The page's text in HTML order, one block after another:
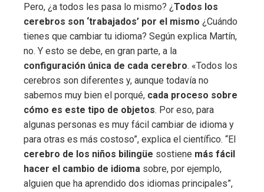
Pero, ¿a todos les pasa lo mismo? ¿Todos los
cerebros son ‘trabajados’ por el mismo ¿Cuándo
tienes que cambiar tu idioma? Según explica Martín,
no. Y esto se debe, en gran parte, a la
configuración única de cada cerebro. «Todos los
cerebros son diferentes y, aunque todavía no
sabemos muy bien el porqué, cada proceso sobre
cómo es este tipo de objetos. Por eso, para
algunas personas es muy fácil cambiar de idioma y
para otras es más costoso”, explica el científico. “El
cerebro de los niños bilingüe sostiene más fácil
hacer el cambio de idioma sobre, por ejemplo,
alguien que ha aprendido dos idiomas principales”,